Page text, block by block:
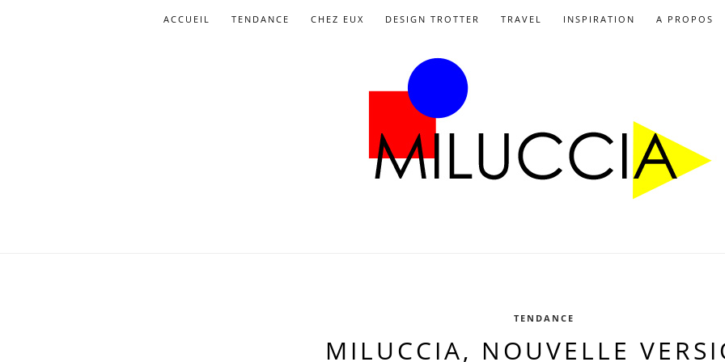
ACCUEIL TENDANCE CHEZ EUX DESIGN TROTTER TRAVEL INSPIRATION A PROPOS
TENDANCE
MILUCCIA, NOUVELLE